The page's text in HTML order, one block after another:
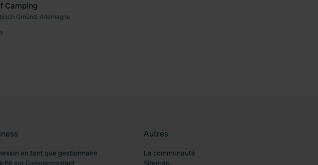
Camping
Gmünd, Allemagne
en tant que gestionnaire
sur Campercontact
Autres
La communauté
Sitemap